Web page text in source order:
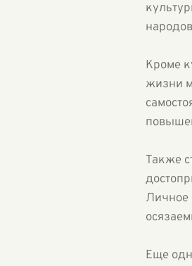
Кроме
жизни
Также
Личное
Еще